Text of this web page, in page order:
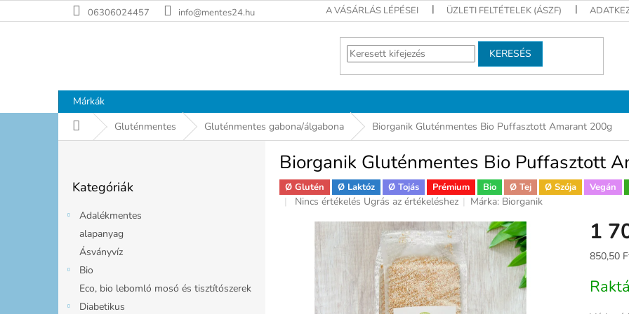
a
06306024457 info@mentes24.hu A VÁSÁRLÁS LÉPÉSEI ÜZLETI FELTÉTELEK (ÁSZF)
KERESÉS
Márkák
KezdőlapGluténmentes Gluténmentes gabona/álgabona Biorganik Gluténmentes Bio Puffasztott Amarant 200g
átugrása
Kategóriák
Adalékmentes
alapanyag
Ásványvíz
Bio
Eco, bio lebomló mosó és tisztítószerek
Diabetikus
Biorganik Gluténmentes Bio Puffasztott
Ø Glutén Ø Laktóz Ø Tojás Prémium Bio Ø Tej Ø Szója Vegán
A
értékelése
csillag.
Nincs értékelés Ugrás az értékeléshez Márka: Biorganik
1
850,50